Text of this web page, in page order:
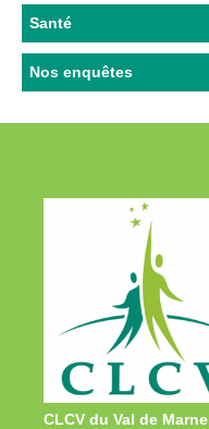
Santé
Nos enquêtes
CLCV du Val de Marne